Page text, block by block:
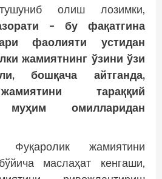
олиш лозимки,
– бу фақатгина
фаолияти устидан
жамиятнинг ўзини ўзи
бошқача айтганда,
тараққий
муҳим омилларидан
жамиятини
маслаҳат кенгаши,